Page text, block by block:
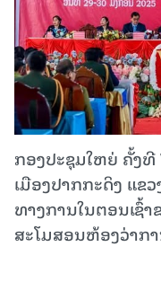
ກອງປະຊຸມໃຫຍ່ ຄັ້ງ
ເມືອງປາກກະດິງ ແຂວ
ທາງການໃນຕອນເຊົ້
ສະໂມສອນຫ້ອງວ່າກ